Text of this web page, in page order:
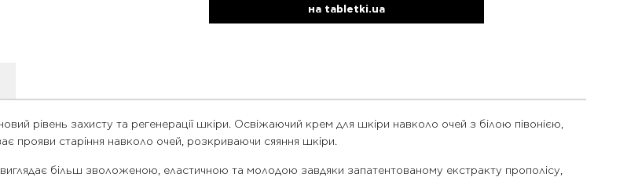
на tabletki.ua
рівень захисту та регенерації шкіри. Освіжаючий крем для шкіри навколо очей з білою півонією,
прояви старіння навколо очей, розкриваючи сяяння шкіри.
більш зволоженою, еластичною та молодою завдяки запатентованому екстракту прополісу,